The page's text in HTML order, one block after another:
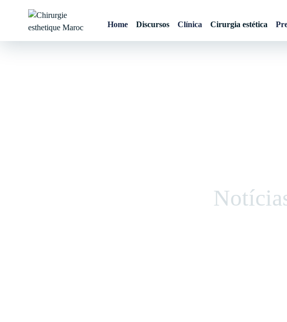
Chirurgie esthetique
Home Discursos Clínica Cirurgia estética